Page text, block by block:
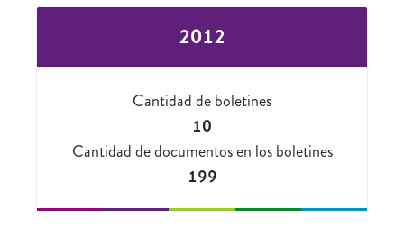
2012
Cantidad de boletines
10
Cantidad de documentos en los boletines
199